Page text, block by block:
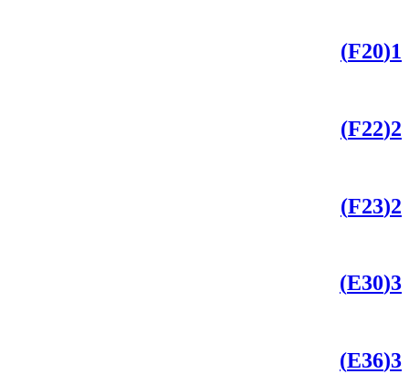
1(F20)
2(F22)
2(F23)
3(E30)
3(E36)